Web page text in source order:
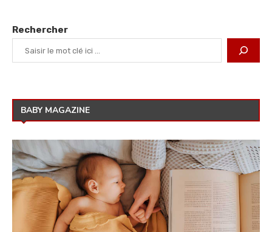
Rechercher
BABY MAGAZINE